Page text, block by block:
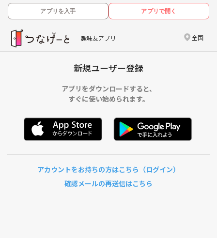
アプリを入手 アプリで開く
趣味友アプリ 全国
新規ユーザー登録
アプリをダウンロードすると、
すぐに使い始められます。
アカウントをお持ちの方はこちら（ログイン）
確認メールの再送信はこちら